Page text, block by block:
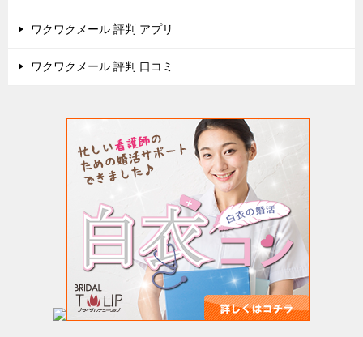
ワクワクメール 評判 アプリ
ワクワクメール 評判 口コミ